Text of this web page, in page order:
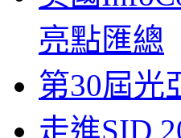
亮點匯總
第30屆光
走進SID